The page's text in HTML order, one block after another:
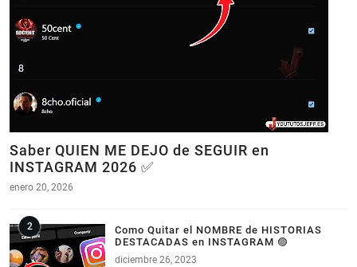
Saber QUIEN ME DEJO de SEGUIR en
INSTAGRAM 2026 ✅
enero 20, 2026
Como Quitar el NOMBRE de HISTORIAS
DESTACADAS en INSTAGRAM 🟣
diciembre 26, 2023